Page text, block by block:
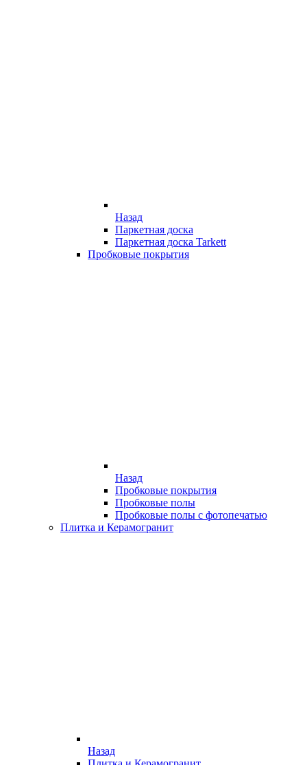
Назад
Паркетная доска
Паркетная доска Tarkett
Пробковые покрытия
Назад
Пробковые покрытия
Пробковые полы
Пробковые полы с фотопечатью
Плитка и Керамогранит
Назад